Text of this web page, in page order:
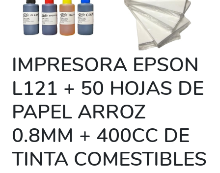
IMPRESORA EPSON
L121 + 50 HOJAS DE
PAPEL ARROZ
0.8MM + 400CC DE
TINTA COMESTIBLES